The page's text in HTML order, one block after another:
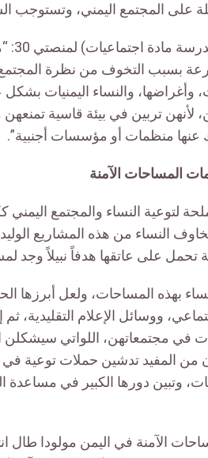
على المجتمع اليمني، وتستوجب
بسبب التخوف من نظرة
وأغراضها، والنساء اليمنيات
لأنهن تربين في بيئة قاسية
عنها منظمات أو مؤسسات أجنبية”.
المساحات الآمنة
لتوعية النساء والمجتمع
النساء من هذه المشاريع
تحمل على عاتقها هدفاً نبيلاً وجد
بهذه المساحات، ولعل أبرزها
ووسائل الإعلام التقليدية، ثم
في مجتمعاتهن، اللواتي سيشكلن
من المفيد تدشين حملات توعية
وتبين دورها الكبير في
الآمنة في اليمن مولودا طال